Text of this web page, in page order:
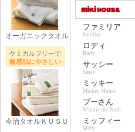
オーガニックタオル
ケミカルフリーで
敏感肌にやさしい
今治タオルＫＵＳＵ
ファミリア
familiar
ロディ
Rody
サッシー
Sassy
ミッキー
Mickey Mouse
プーさん
Winnie the Pooh
ミッフィー
Miffy